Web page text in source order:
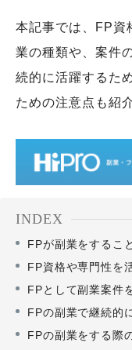
本記事では、FP資
業の種類や、案件
続的に活躍するた
ための注意点も紹
INDEX
FPが副業をするこ
FP資格や専門性を
FPとして副業案件
FPの副業で継続的
FPの副業をする際